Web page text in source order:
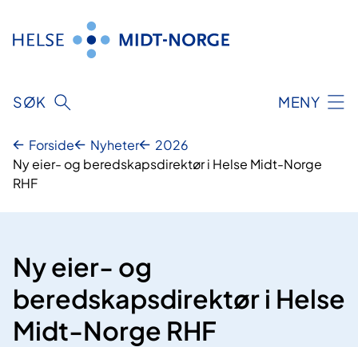
innhold
SØK MENY
Forside Nyheter
2026
Ny eier- og beredskapsdirektør i Helse Midt-Norge
RHF
Ny eier- og
beredskapsdirektør i Helse
Midt-Norge RHF